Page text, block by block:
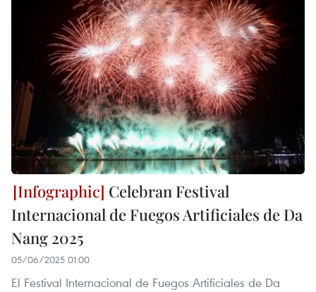
Celebran Festival
Internacional de Fuegos Artificiales de Da
Nang 2025
05/06/2025 01:00
El Festival Internacional de Fuegos Artificiales de Da